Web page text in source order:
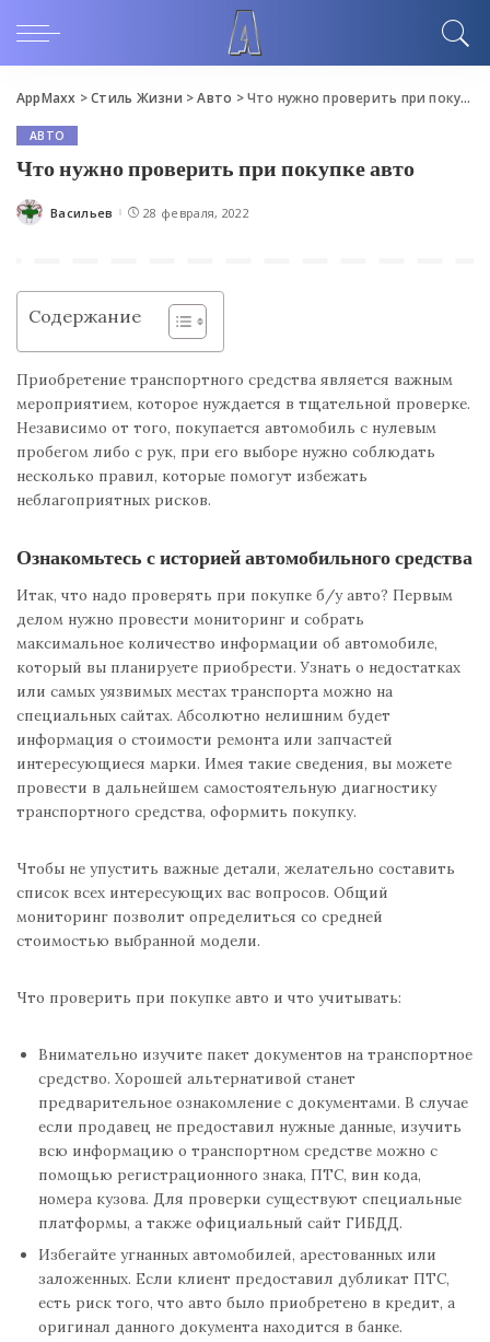
AppMaxx >Стиль Жизни >Авто >Что нужно проверить при покупке авто
АВТО
Что нужно проверить при покупке авто
Posted
Васильев 28 февраля, 2022
Содержание
Приобретение транспортного средства является важным
мероприятием, которое нуждается в тщательной проверке.
Независимо от того, покупается автомобиль с нулевым
пробегом либо с рук, при его выборе нужно соблюдать
несколько правил, которые помогут избежать
неблагоприятных рисков.
Ознакомьтесь с историей автомобильного средства
Итак, что надо проверять при покупке б/у авто? Первым
делом нужно провести мониторинг и собрать
максимальное количество информации об автомобиле,
который вы планируете приобрести. Узнать о недостатках
или самых уязвимых местах транспорта можно на
специальных сайтах. Абсолютно нелишним будет
информация о стоимости ремонта или запчастей
интересующиеся марки. Имея такие сведения, вы можете
провести в дальнейшем самостоятельную диагностику
транспортного средства, оформить покупку.
Чтобы не упустить важные детали, желательно составить
список всех интересующих вас вопросов. Общий
мониторинг позволит определиться со средней
стоимостью выбранной модели.
Что проверить при покупке авто и что учитывать:
Внимательно изучите пакет документов на транспортное
средство. Хорошей альтернативой станет
предварительное ознакомление с документами. В случае
если продавец не предоставил нужные данные, изучить
всю информацию о транспортном средстве можно с
помощью регистрационного знака, ПТС, вин кода,
номера кузова. Для проверки существуют специальные
платформы, а также официальный сайт ГИБДД.
Избегайте угнанных автомобилей, арестованных или
заложенных. Если клиент предоставил дубликат ПТС,
есть риск того, что авто было приобретено в кредит, а
оригинал данного документа находится в банке.